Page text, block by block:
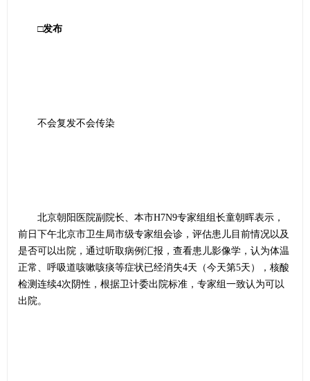
□发布
不会复发不会传染
北京朝阳医院副院长、本市H7N9专家组组长童朝晖表示，
前日下午北京市卫生局市级专家组会诊，评估患儿目前情况以及
是否可以出院，通过听取病例汇报，查看患儿影像学，认为体温
正常、呼吸道咳嗽咳痰等症状已经消失4天（今天第5天），核酸
检测连续4次阴性，根据卫计委出院标准，专家组一致认为可以
出院。